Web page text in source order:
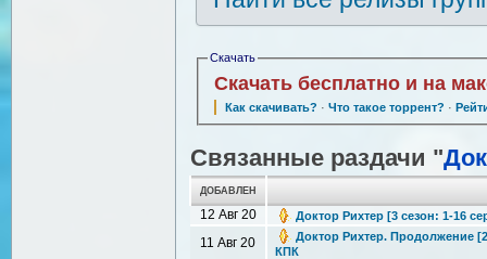
Скачать
Скачать бесплатно и на
Как скачивать? · Что такое торрент? ·
Связанные раздачи "
ДОБАВЛЕН
12 Авг 20 Доктор Рихтер [3 сезон: 1-16
11 Авг 20
Доктор Рихтер. Продолжение
КПК